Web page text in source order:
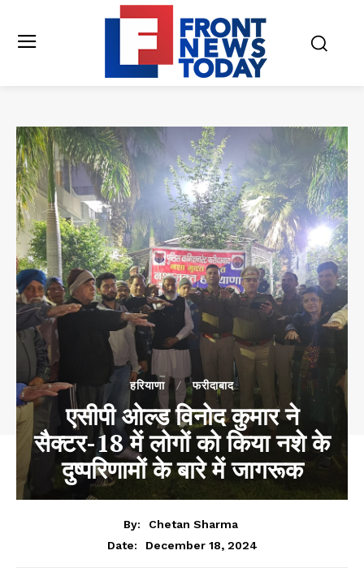
हरियाणा फरीदाबाद
एसीपी ओल्ड विनोद कुमार ने
सैक्टर-18 में लोगों को किया नशे के
दुष्परिणामों के बारे में जागरूक
By:
Chetan Sharma
Date:
December 18, 2024